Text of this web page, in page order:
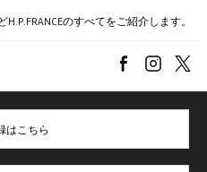
のすべてをご紹介します。
はこちら